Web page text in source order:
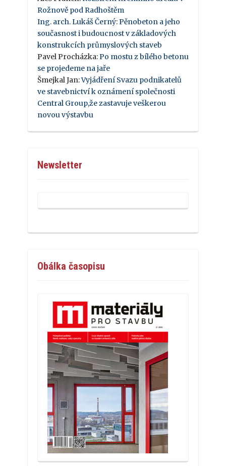
Rožnově pod Radhoštěm
Ing. arch. Lukáš Černý: Pěnobeton a jeho
současnost i budoucnost v základových
konstrukcích průmyslových staveb
Pavel Procházka: Po mostu z bílého betonu
se projedeme na jaře
Šmejkal Jan:Vyjádření Svazu podnikatelů
ve stavebnictví k oznámení společnosti
Central Group,že zastavuje veškerou
novou výstavbu
Newsletter
Obálka časopisu